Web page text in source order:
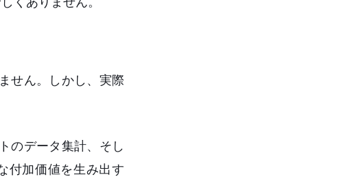
せん。しかし、実際
のデータ集計、そし
付加価値を生み出す